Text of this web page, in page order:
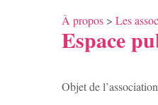
À propos > Les
Espace
Objet de